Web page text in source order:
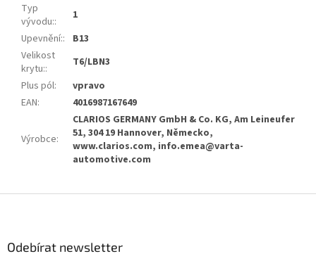
Typ
vývodu::
1
Upevnění::
B13
Velikost
krytu::
T6/LBN3
Plus pól:
vpravo
EAN: 4016987167649
Výrobce:
CLARIOS GERMANY GmbH & Co. KG, Am Leineufer
51, 304 19 Hannover, Německo,
www.clarios.com, info.emea@varta-
automotive.com
Odebírat newsletter